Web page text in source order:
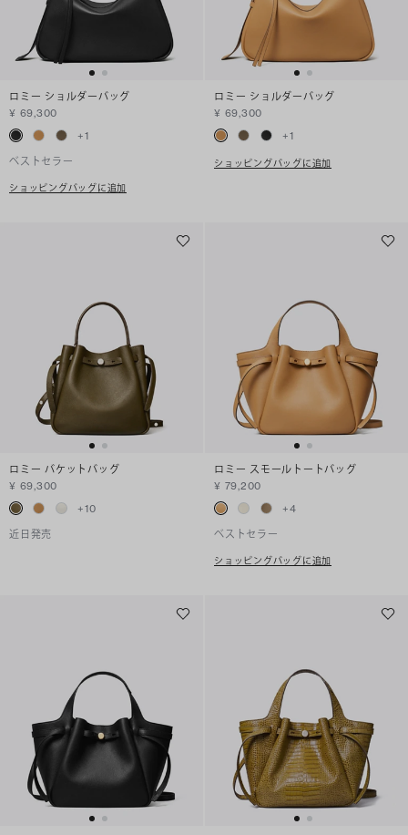
ロミー ショルダーバッグ
¥ 69,300
+1
ベストセラー
ショッピングバッグに追加
ロミー ショルダーバッグ
¥ 69,300
+1
ショッピングバッグに追加
ロミー バケットバッグ
¥ 69,300
+10
近日発売
ロミー スモールトートバッグ
¥ 79,200
+4
ベストセラー
ショッピングバッグに追加